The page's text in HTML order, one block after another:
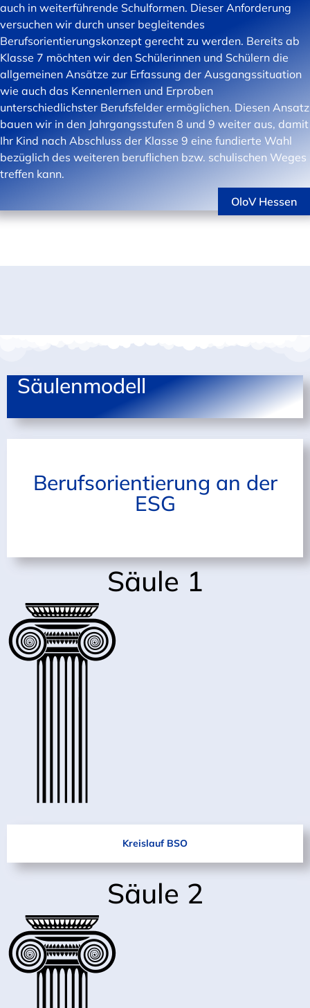
auch in weiterführende Schulformen. Dieser Anforderung
versuchen wir durch unser begleitendes
Berufsorientierungskonzept gerecht zu werden. Bereits ab
Klasse 7 möchten wir den Schülerinnen und Schülern die
allgemeinen Ansätze zur Erfassung der Ausgangssituation
wie auch das Kennenlernen und Erproben
unterschiedlichster Berufsfelder ermöglichen. Diesen Ansatz
bauen wir in den Jahrgangsstufen 8 und 9 weiter aus, damit
Ihr Kind nach Abschluss der Klasse 9 eine fundierte Wahl
bezüglich des weiteren beruflichen bzw. schulischen Weges
treffen kann.
OloV Hessen
Säulenmodell
Berufsorientierung an der
ESG
Säule 1
Kreislauf BSO
Säule 2